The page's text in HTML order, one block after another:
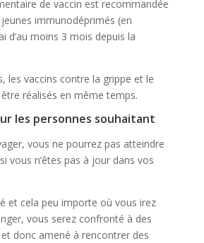
de vaccin est recommandée
immunodéprimés (en
d’au moins 3 mois depuis la
les vaccins contre la grippe et le
réalisés en même temps.
les personnes souhaitant
vous ne pourrez pas atteindre
vous n’êtes pas à jour dans vos
et cela peu importe où vous irez
vous serez confronté à des
donc amené à rencontrer des